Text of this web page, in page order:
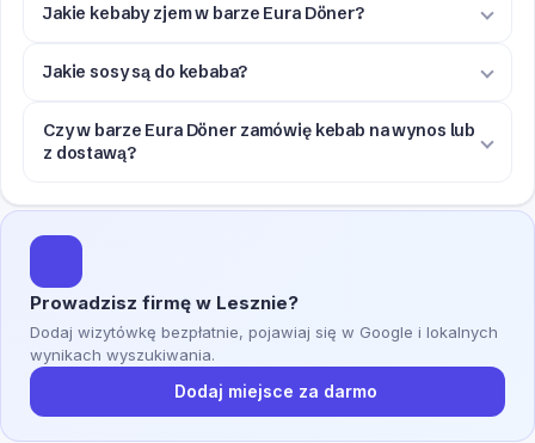
Jakie kebaby zjem w barze Eura Döner?
Jakie sosy są do kebaba?
Czy w barze Eura Döner zamówię kebab na wynos lub
z dostawą?
Prowadzisz firmę w Lesznie?
Dodaj wizytówkę bezpłatnie, pojawiaj się w Google i lokalnych
wynikach wyszukiwania.
Dodaj miejsce za darmo